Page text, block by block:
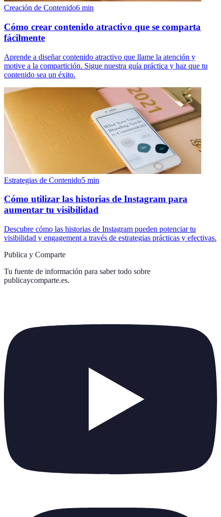
Creación de Contenido6 min
Cómo crear contenido atractivo que se comparta
fácilmente
Aprende a diseñar contenido atractivo que llame la atención y
motive a la compartición. Sigue nuestra guía práctica y haz que tu
contenido sea un éxito.
Estrategias de Contenido5 min
Cómo utilizar las historias de Instagram para
aumentar tu visibilidad
Descubre cómo las historias de Instagram pueden potenciar tu
visibilidad y engagement a través de estrategias prácticas y efectivas.
Publica y Comparte
Tu fuente de información para saber todo sobre
publicaycomparte.es.